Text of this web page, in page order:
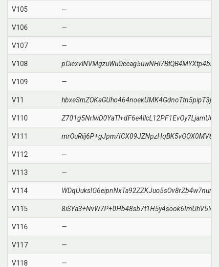
V105 —
V106 —
V107 —
V108
V109 —
V11
V110 Z701g5NrlwD0YaTl+dF6e4llcL12PF1EvOy7LjamUCY
V111 mrOuRiij6P+gJpm/
V112 —
V113 —
V114
V115
V116 —
V117 —
V118 —